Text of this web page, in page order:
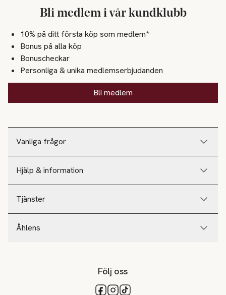
Vanliga frågor
Hjälp & information
Tjänster
Åhlens
Bli medlem i vår kundklubb
10% på ditt första köp som medlem*
Bonus på alla köp
Bonuscheckar
Personliga & unika medlemserbjudanden
Bli medlem
Följ oss